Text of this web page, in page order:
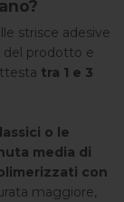
strisce adesive
del prodotto e
tra 1 e 3
o le
media di
con
maggiore,